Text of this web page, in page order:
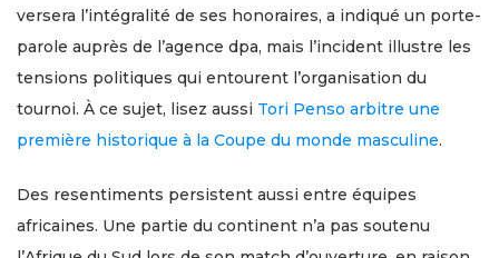
versera l’intégralité de ses honoraires, a indiqué un porte-
parole auprès de l’agence dpa, mais l’incident illustre les
tensions politiques qui entourent l’organisation du
tournoi. À ce sujet, lisez aussi Tori Penso arbitre une
première historique à la Coupe du monde masculine.
Des resentiments persistent aussi entre équipes
africaines. Une partie du continent n’a pas soutenu